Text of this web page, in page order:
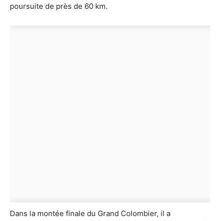
poursuite de près de 60 km.
Dans la montée finale du Grand Colombier, il a